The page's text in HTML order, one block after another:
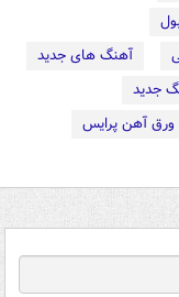
آهنگ های جدید
جدید
آهن پرایس